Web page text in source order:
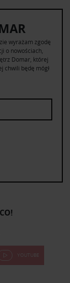
wyrażam zgodę
o nowościach,
Domar, której
chwili będę mógł
YOUTUBE